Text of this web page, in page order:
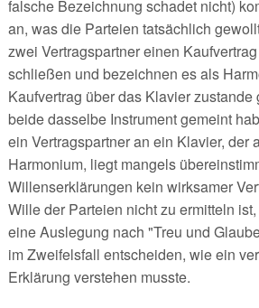
falsche Bezeichnung schadet nicht)
an, was die Parteien tatsächlich
zwei Vertragspartner einen
schließen und bezeichnen es als
Kaufvertrag über das Klavier zustande
beide dasselbe Instrument gemeint
ein Vertragspartner an ein Klavier, der
Harmonium, liegt mangels
Willenserklärungen kein wirksamer
Wille der Parteien nicht zu ermitteln
eine Auslegung nach "Treu und
im Zweifelsfall entscheiden, wie ein
Erklärung verstehen musste.